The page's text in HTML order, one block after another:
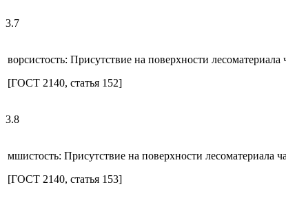
3.7
ворсистость: Присутствие на поверхности
[ГОСТ 2140, статья 152]
3.8
мшистость: Присутствие на поверхности лесоматериала
[ГОСТ 2140, статья 153]